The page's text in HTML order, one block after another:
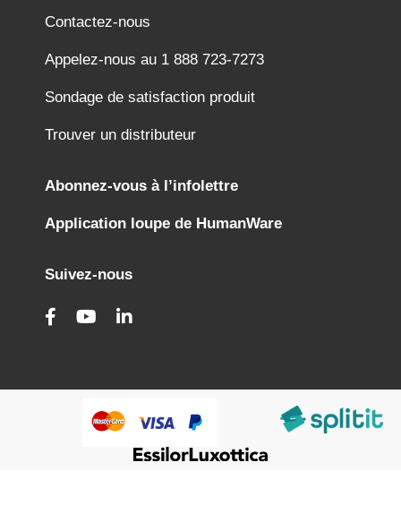
Contactez-nous
Appelez-nous au 1 888 723-7273
Sondage de satisfaction produit
Trouver un distributeur
Abonnez-vous à l’infolettre
Application loupe de HumanWare
Suivez-nous